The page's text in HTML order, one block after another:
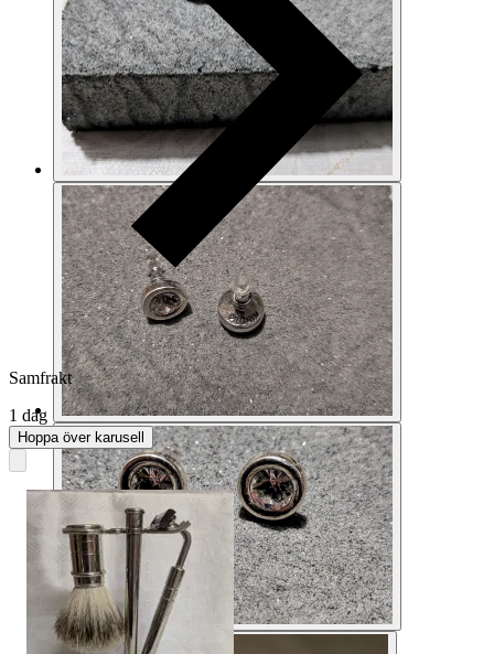
Samfrakt
1 dag
Hoppa över karusell